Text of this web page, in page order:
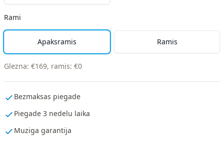
Rami
Apaksramis Ramis
Glezna: €169, ramis: €0
Bezmaksas piegade
Piegade 3 nedelu laika
Muziga garantija